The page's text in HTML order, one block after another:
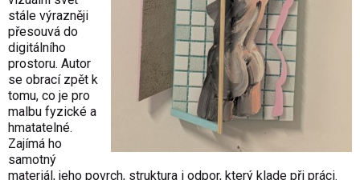
stále výrazněji
přesouvá do
digitálního
prostoru. Autor
se obrací zpět k
tomu, co je pro
malbu fyzické a
hmatatelné.
Zajímá ho
samotný
materiál, jeho povrch, struktura i odpor, který klade při práci.